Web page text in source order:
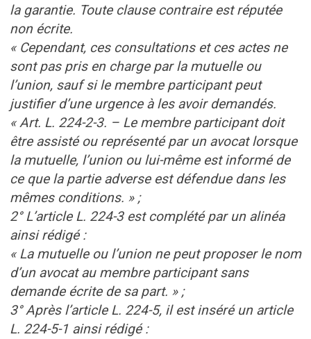
la garantie. Toute clause contraire est réputée
non écrite.
« Cependant, ces consultations et ces actes ne
sont pas pris en charge par la mutuelle ou
l’union, sauf si le membre participant peut
justifier d’une urgence à les avoir demandés.
« Art. L. 224-2-3. – Le membre participant doit
être assisté ou représenté par un avocat lorsque
la mutuelle, l’union ou lui-même est informé de
ce que la partie adverse est défendue dans les
mêmes conditions. » ;
2° L’article L. 224-3 est complété par un alinéa
ainsi rédigé :
« La mutuelle ou l’union ne peut proposer le nom
d’un avocat au membre participant sans
demande écrite de sa part. » ;
3° Après l’article L. 224-5, il est inséré un article
L. 224-5-1 ainsi rédigé :